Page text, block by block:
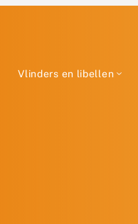
Vlinders en libellen